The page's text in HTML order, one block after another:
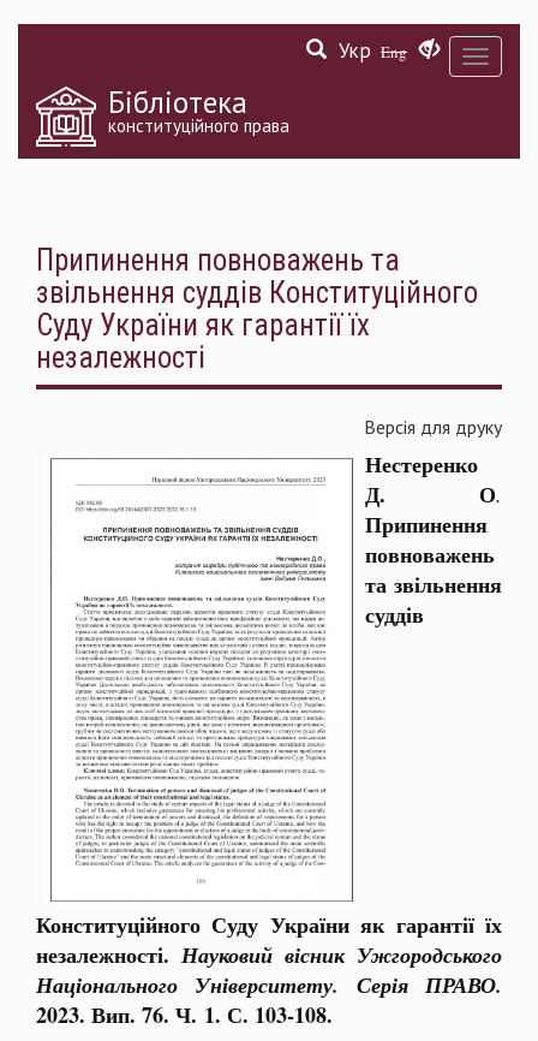
Toggle
Укр Eng
Бібліотека
конституційного права
Припинення повноважень та
звільнення суддів Конституційного
Суду України як гарантії їх
незалежності
Версія для друку
Нестеренко
Д. О.
Припинення
повноважень
та звільнення
суддів
Конституційного Суду України як гарантії їх
незалежності. Науковий вісник Ужгородського
Національного Університету. Серія ПРАВО.
2023. Вип. 76. Ч. 1. С. 103-108.